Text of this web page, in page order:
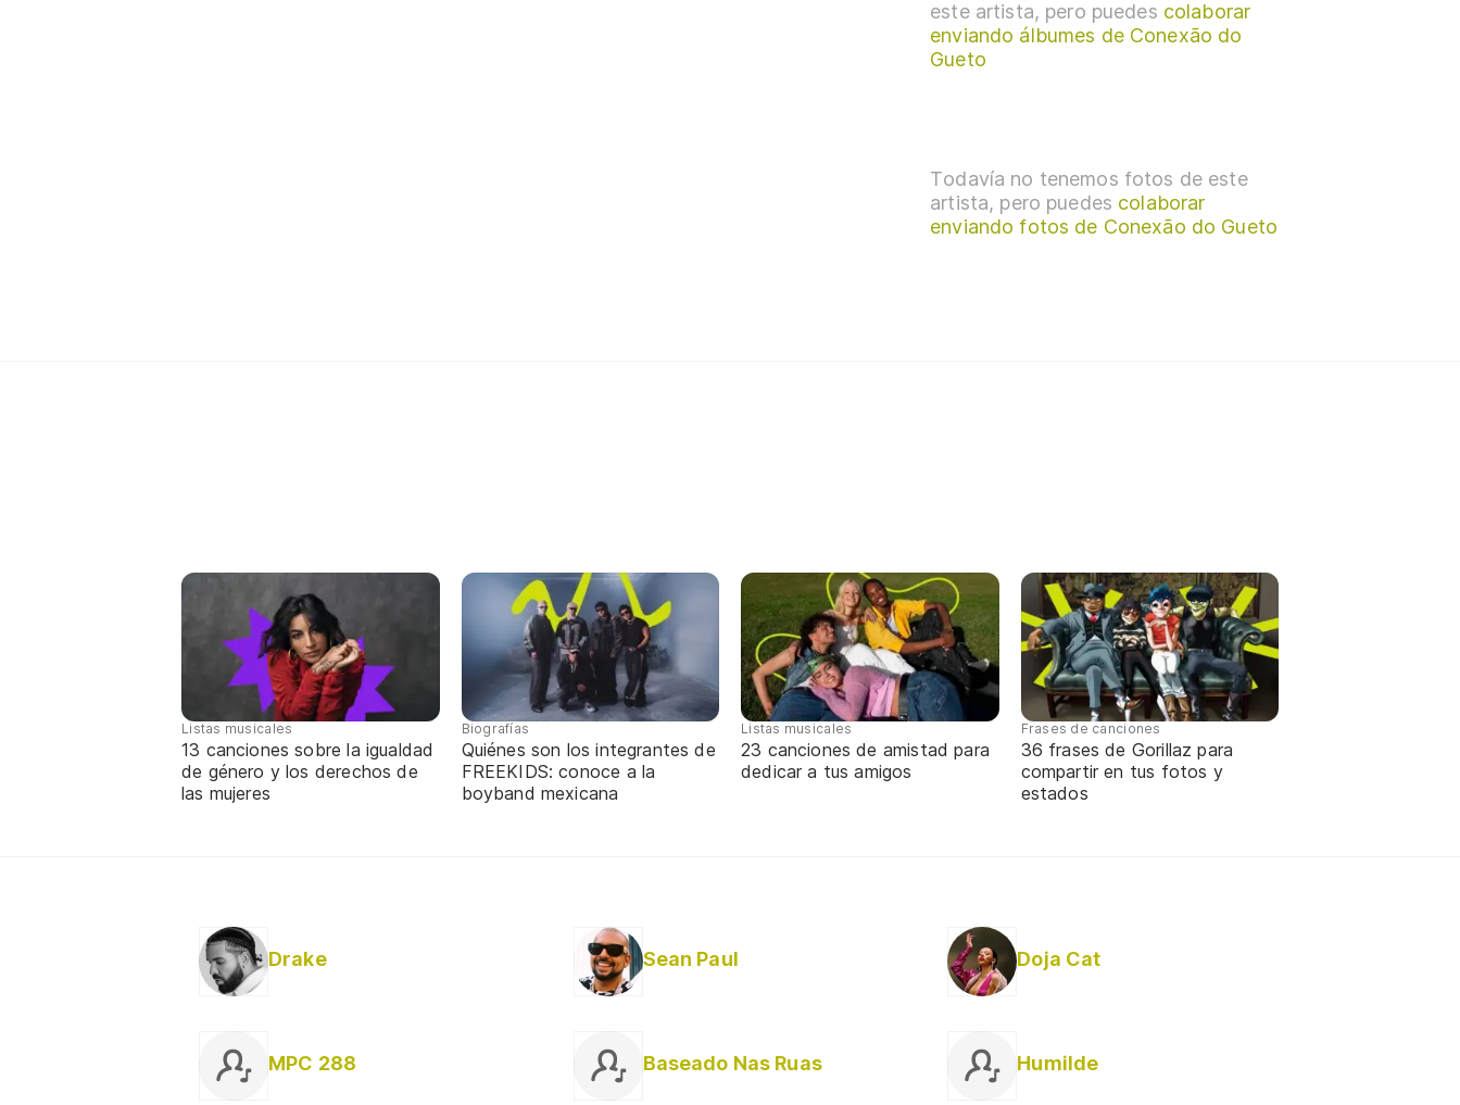
este artista, pero puedes colaborar
enviando álbumes de Conexão do
Gueto
Todavía no tenemos fotos de este
artista, pero puedes colaborar
enviando fotos de Conexão do Gueto
Listas musicales
13 canciones sobre la igualdad
de género y los derechos de
las mujeres
Biografías
Quiénes son los integrantes de
FREEKIDS: conoce a la
boyband mexicana
Listas musicales
23 canciones de amistad para
dedicar a tus amigos
Frases de canciones
36 frases de Gorillaz para
compartir en tus fotos y
estados
Drake Sean Paul Doja Cat
MPC 288 Baseado Nas Ruas Humilde